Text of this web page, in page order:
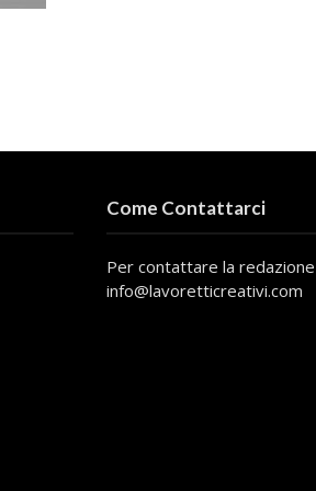
Come Contattarci
Per contattare la
info@lavoretticreativi.com